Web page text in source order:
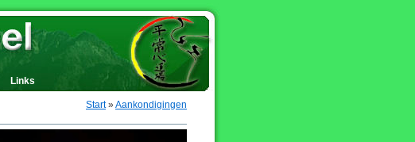
Links
Start»Aankondigingen